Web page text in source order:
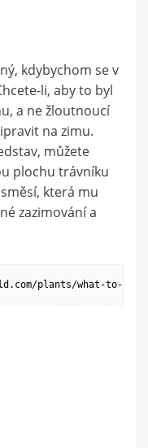
kdybychom se v
li, aby to byl
a ne žloutnoucí
na zimu.
můžete
plochu trávníku
která mu
zazimování a
plants/what-to-